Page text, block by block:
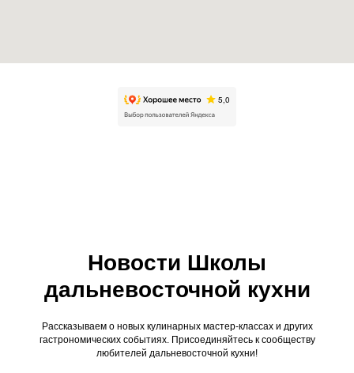
Новости Школы
дальневосточной кухни
Рассказываем о новых кулинарных мастер-классах и других
гастрономических событиях. Присоединяйтесь к сообществу
любителей дальневосточной кухни!